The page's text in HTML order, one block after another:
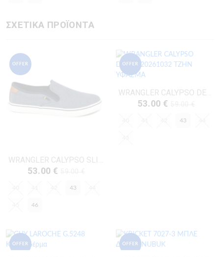
ΣΧΕΤΙΚΑ ΠΡΟΪΟΝΤΑ
OFFER
WRANGLER CALYPSO SLIP-ON-20261033 ΤΖΗΝ ΥΦΑΣΜΑ
53.00 €
43
46
OFFER
WRANGLER CALYPSO DERBY-20261032 ΤΖΗΝ ΥΦΑΣΜΑ
53.00 €
43
OFFER OFFER